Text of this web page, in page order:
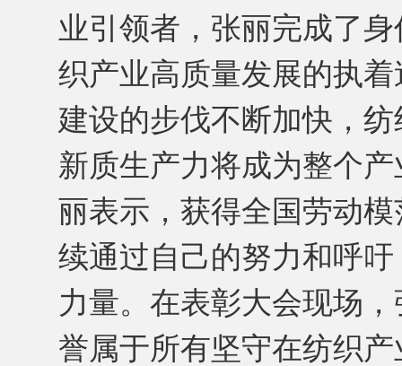
业引领者，张丽完成了
织产业高质量发展的执
建设的步伐不断加快，
新质生产力将成为整个
丽表示，获得全国劳动
续通过自己的努力和呼
力量。在表彰大会现场
誉属于所有坚守在纺织